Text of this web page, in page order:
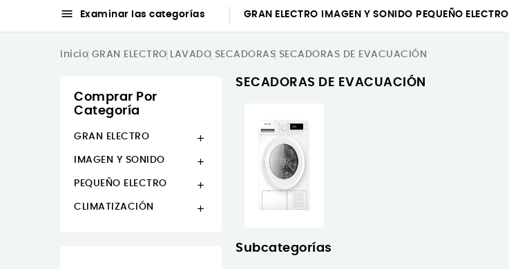
 Examinar las categorías GRAN ELECTRO IMAGEN Y SONIDO PEQUEÑO ELECTRO
Inicio GRAN ELECTRO LAVADO SECADORAS SECADORAS DE EVACUACIÓN
Comprar Por
Categoría
GRAN ELECTRO 
IMAGEN Y SONIDO 
PEQUEÑO ELECTRO 
CLIMATIZACIÓN 
SECADORAS DE EVACUACIÓN
Subcategorías